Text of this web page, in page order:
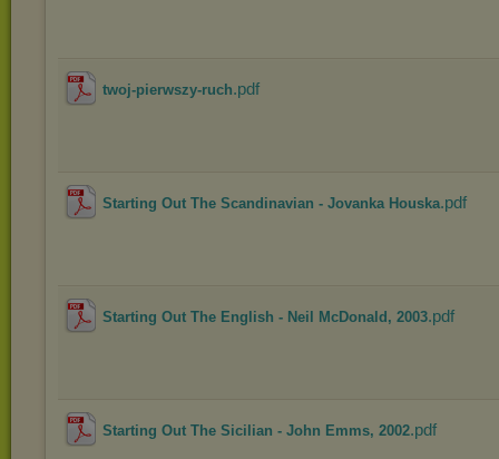
twoj-pierwszy-ruch.pdf
Starting Out The Scandinavian - Jovanka Houska.pdf
Starting Out The English - Neil McDonald, 2003.pdf
Starting Out The Sicilian - John Emms, 2002.pdf